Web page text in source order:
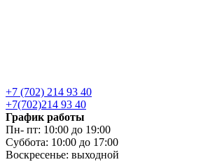
+7 (702) 214 93 40
+7(702)214 93 40
График работы
Пн- пт: 10:00 до 19:00
Суббота: 10:00 до 17:00
Воскресенье: выходной